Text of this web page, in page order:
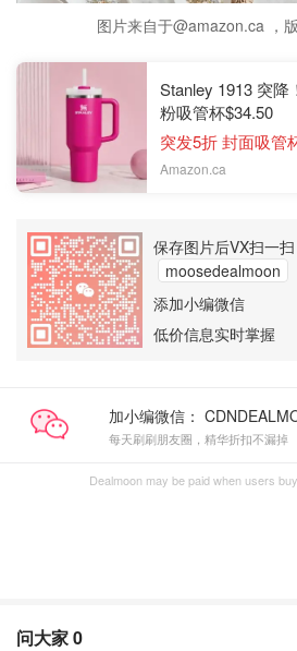
图片来自于@amazon.ca ，
Stanley 1913 突
粉吸管杯$34.50
突发5折 封面吸管
Amazon.ca
保存图片后VX扫一
moosedealmoon
添加小编微信
低价信息实时掌握
加小编微信：
每天刷刷朋友圈，精华折扣不漏掉
Dealmoon may be paid when users
问大家0